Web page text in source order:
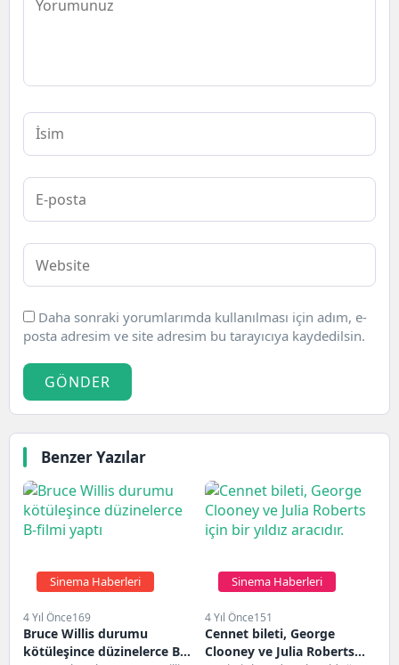
Daha sonraki yorumlarımda kullanılması için adım, e-
posta adresim ve site adresim bu tarayıcıya kaydedilsin.
GÖNDER
Benzer Yazılar
Sinema Haberleri
4 Yıl Önce169
Bruce Willis durumu
kötüleşince düzinelerce B-
Sinema Haberleri
4 Yıl Önce151
Cennet bileti, George
Clooney ve Julia Roberts